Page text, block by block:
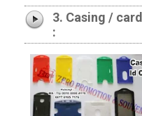
3. Casing /
: